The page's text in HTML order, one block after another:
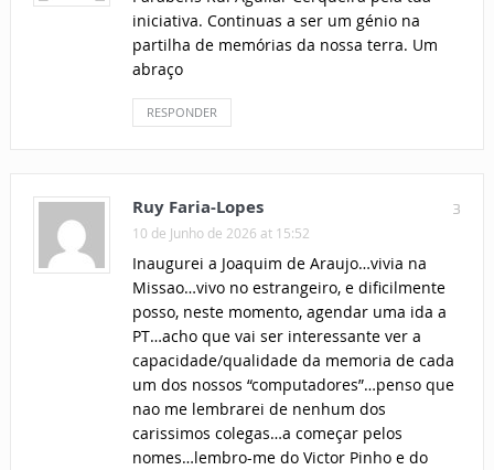
iniciativa. Continuas a ser um génio na
partilha de memórias da nossa terra. Um
abraço
RESPONDER
3
Ruy Faria-Lopes
10 de Junho de 2026 at 15:52
Inaugurei a Joaquim de Araujo…vivia na
Missao…vivo no estrangeiro, e dificilmente
posso, neste momento, agendar uma ida a
PT…acho que vai ser interessante ver a
capacidade/qualidade da memoria de cada
um dos nossos “computadores”…penso que
nao me lembrarei de nenhum dos
carissimos colegas…a começar pelos
nomes…lembro-me do Victor Pinho e do